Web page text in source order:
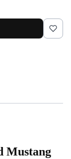
Mustang